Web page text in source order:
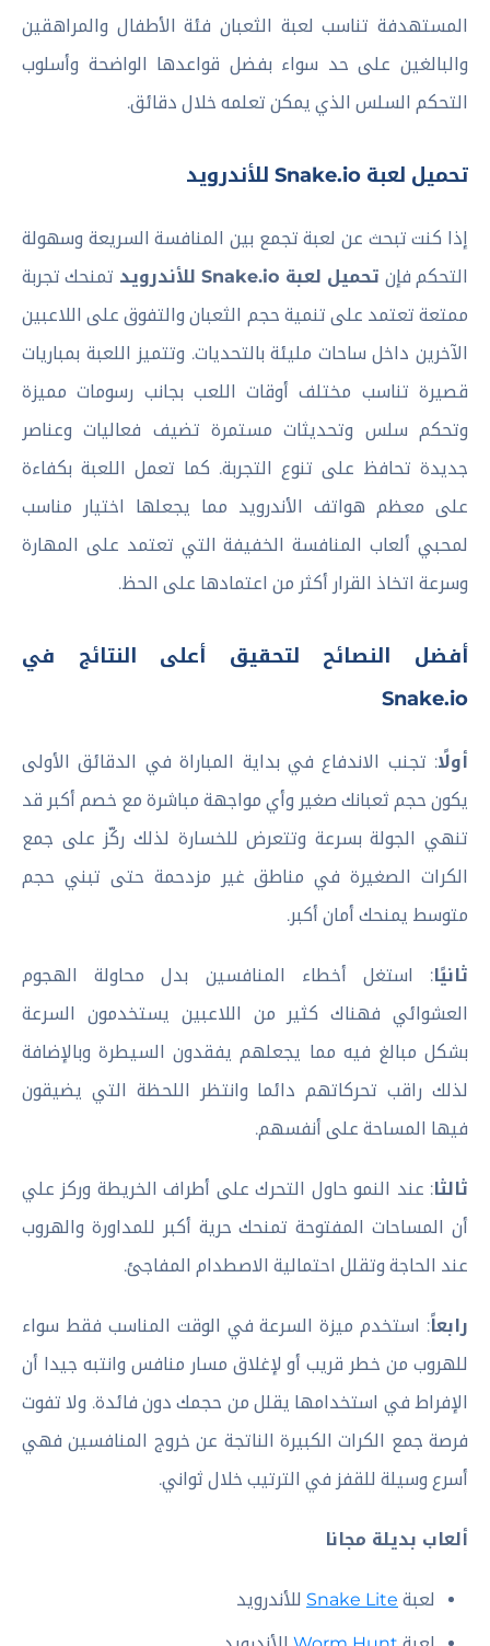
المستهدفة تناسب لعبة الثعبان فئة الأطفال والمراهقين
والبالغين على حد سواء بفضل قواعدها الواضحة وأسلوب
التحكم السلس الذي يمكن تعلمه خلال دقائق.
تحميل لعبة Snake.io للأندرويد
إذا كنت تبحث عن لعبة تجمع بين المنافسة السريعة وسهولة
التحكم فإن تحميل لعبة Snake.io للأندرويد
تمنحك تجربة
ممتعة تعتمد على تنمية حجم الثعبان والتفوق على اللاعبين
الآخرين داخل ساحات مليئة بالتحديات. وتتميز اللعبة بمباريات
قصيرة تناسب مختلف أوقات اللعب بجانب رسومات مميزة
وتحكم سلس وتحديثات مستمرة تضيف فعاليات وعناصر
جديدة تحافظ على تنوع التجربة. كما تعمل اللعبة بكفاءة
على معظم هواتف الأندرويد مما يجعلها اختيار مناسب
لمحبي ألعاب المنافسة الخفيفة التي تعتمد على المهارة
وسرعة اتخاذ القرار أكثر من اعتمادها على الحظ.
أفضل النصائح لتحقيق أعلى النتائج في
Snake.io
أولًا: تجنب الاندفاع في بداية المباراة في الدقائق الأولى
يكون حجم ثعبانك صغير وأي مواجهة مباشرة مع خصم أكبر قد
تنهي الجولة بسرعة وتتعرض للخسارة لذلك ركّز على جمع
الكرات الصغيرة في مناطق غير مزدحمة حتى تبني حجم
متوسط يمنحك أمان أكبر.
ثانيًا: استغل أخطاء المنافسين بدل محاولة الهجوم
العشوائي فهناك كثير من اللاعبين يستخدمون السرعة
بشكل مبالغ فيه مما يجعلهم يفقدون السيطرة وبالإضافة
لذلك راقب تحركاتهم دائما وانتظر اللحظة التي يضيقون
فيها المساحة على أنفسهم.
ثالثا: عند النمو حاول التحرك على أطراف الخريطة وركز علي
أن المساحات المفتوحة تمنحك حرية أكبر للمداورة والهروب
عند الحاجة وتقلل احتمالية الاصطدام المفاجئ.
رابعاً: استخدم ميزة السرعة في الوقت المناسب فقط سواء
للهروب من خطر قريب أو لإغلاق مسار منافس وانتبه جيدا أن
الإفراط في استخدامها يقلل من حجمك دون فائدة. ولا تفوت
فرصة جمع الكرات الكبيرة الناتجة عن خروج المنافسين فهي
أسرع وسيلة للقفز في الترتيب خلال ثواني.
ألعاب بديلة مجانا
لعبة Snake Lite للأندرويد